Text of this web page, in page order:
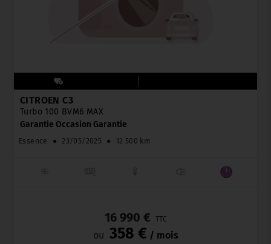
CITROËN C3
Turbo 100 BVM6 MAX
Garantie Occasion Garantie
Essence ● 23/05/2025 ● 12 500 km
16 990 € TTC
ou 358 € / mois